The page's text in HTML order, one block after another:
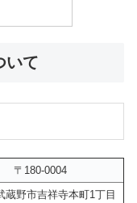
いて
〒180-0004
蔵野市吉祥寺本町1丁目